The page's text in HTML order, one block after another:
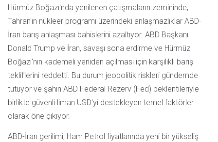
Hürmüz Boğazı'nda yenilenen çatışmaların zemininde,
Tahran'ın nükleer programı üzerindeki anlaşmazlıklar ABD-
İran barış anlaşması bahislerini azaltıyor. ABD Başkanı
Donald Trump ve İran, savaşı sona erdirme ve Hürmüz
Boğazı'nın kademeli yeniden açılması için karşılıklı barış
tekliflerini reddetti. Bu durum jeopolitik riskleri gündemde
tutuyor ve şahin ABD Federal Rezerv (Fed) beklentileriyle
birlikte güvenli liman USD'yi destekleyen temel faktörler
olarak öne çıkıyor.
ABD-İran gerilimi, Ham Petrol fiyatlarında yeni bir yükseliş